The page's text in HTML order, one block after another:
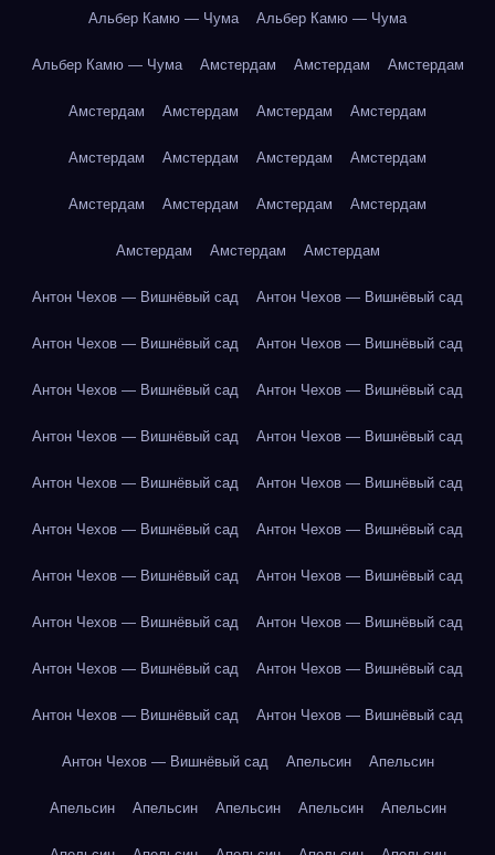
Альбер Камю — Чума Альбер Камю — Чума
Альбер Камю — Чума Амстердам Амстердам Амстердам
Амстердам Амстердам Амстердам Амстердам
Амстердам Амстердам Амстердам Амстердам
Амстердам Амстердам Амстердам Амстердам
Амстердам Амстердам Амстердам
Антон Чехов — Вишнёвый сад Антон Чехов — Вишнёвый сад
Антон Чехов — Вишнёвый сад Антон Чехов — Вишнёвый сад
Антон Чехов — Вишнёвый сад Антон Чехов — Вишнёвый сад
Антон Чехов — Вишнёвый сад Антон Чехов — Вишнёвый сад
Антон Чехов — Вишнёвый сад Антон Чехов — Вишнёвый сад
Антон Чехов — Вишнёвый сад Антон Чехов — Вишнёвый сад
Антон Чехов — Вишнёвый сад Антон Чехов — Вишнёвый сад
Антон Чехов — Вишнёвый сад Антон Чехов — Вишнёвый сад
Антон Чехов — Вишнёвый сад Антон Чехов — Вишнёвый сад
Антон Чехов — Вишнёвый сад Антон Чехов — Вишнёвый сад
Антон Чехов — Вишнёвый сад Апельсин Апельсин
Апельсин Апельсин Апельсин Апельсин Апельсин